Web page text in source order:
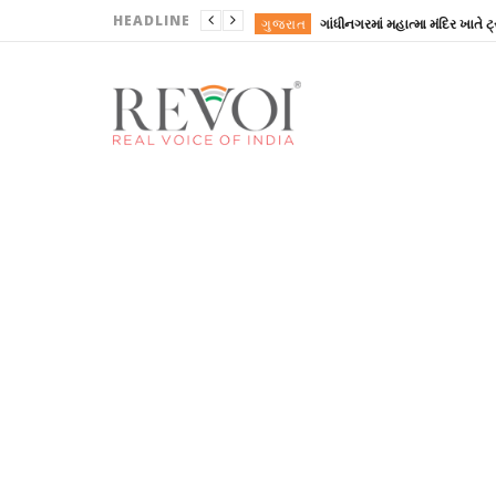
HEADLINE ગુજરાત
ગુજરાત
ગુજરાત